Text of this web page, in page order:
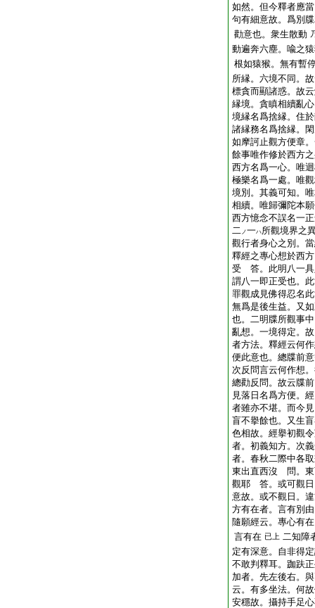
如然。但今釋者應
句有細意故。爲別
勸意也。衆生散動
動遍奔六塵。喩之
根如猿猴。無有暫
所縁。六境不同。
標貪而顯諸惑。故
縁境。貪瞋相續亂
境縁名爲捨縁。住
諸縁務名爲捨縁。
如摩訶止觀方便章
餘事唯作修於西方
西方名爲一心。唯
極樂名爲一處。唯
境別。其義可知。
相續。唯歸彌陀本
西方憶念不誤名一
二ノ一ハ所觀境界之
觀行者身心之別。
釋經之專心想於西
受 答。此明八一具
謂八一即正受也。
罪觀成見佛得忍名
無爲是後生益。又
也。二明牒所觀事
亂想。一境得定。
者方法。釋經云何
便此意也。總牒前
次反問言云何作想
總勸反問。故云牒
見落日名爲方便。
者雖亦不堪。而今
盲不擧餘也。又生
色相故。經擧初觀
者。初義知方。次
者。春秋二際中各
東出直西沒 問。東
觀耶 答。或可觀日
意故。或不觀日。
方有在者。言有別
隨願經云。專心有
言有在 已上 二知障
定有深意。自非得
不敢判釋耳。跏趺
加者。先左後右。
云。有多坐法。何
安穩故。攝持手足